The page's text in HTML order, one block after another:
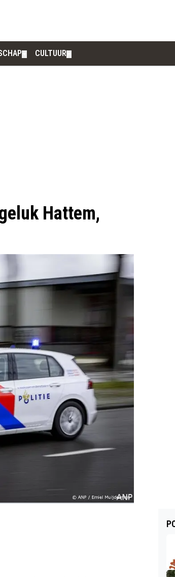
CULTUUR
Hattem,